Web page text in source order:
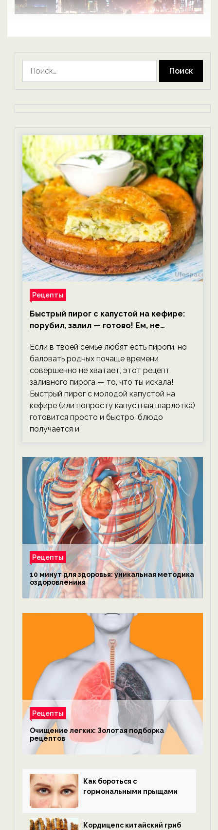
Рецепты
Быстрый пирог с капустой на кефире:
порубил, залил — готово! Ем, не
Если в твоей семье любят есть пироги, но
баловать родных почаще времени
совершенно не хватает, этот рецепт
заливного пирога — то, что ты искала!
Быстрый пирог с молодой капустой на
кефире (или попросту капустная шарлотка)
готовится просто и быстро, блюдо
получается и
Рецепты
10 минут для здоровья: уникальная методика
оздоровлениия
Рецепты
Очищение легких: Золотая подборка
рецептов
Как бороться с
гормональными прыщами
Кордицепс китайский гриб